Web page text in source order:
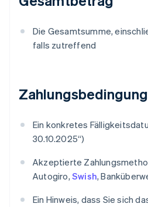
Die Gesamtsumme,
falls zutreffend
Ein konkretes
30.10.2025“)
Akzeptierte
Autogiro, Swish,
Ein Hinweis, dass Sie sich